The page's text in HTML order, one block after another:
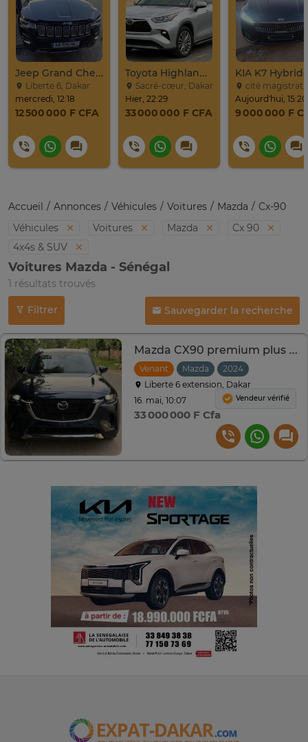
Jeep Grand Cherokee Overland 2019 À Vendre
Liberte 6, Dakar
mercredi, 12:18
12 500 000 F CFA
Toyota Highlander Platinium 2023
Sacré-cœur, Dakar
Hier, 22:29
33 000 000 F CFA
cité magistrat,
Aujourd'hui, 15:20
9 000 000 F
Accueil Annonces Véhicules Voitures Mazda
Cx-90
Véhicules
Voitures Mazda
Cx 90
4x4s & SUV
Voitures Mazda - Sénégal
1 résultats trouvés
Filtrer Sauvegarder la recherche
Mazda CX90 premium plus 2024
Venant Mazda 2024
Liberte 6 extension, Dakar
16. mai, 10:07
33 000 000 F Cfa
Vendeur vérifié